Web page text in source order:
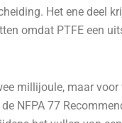
Het ene deel
omdat PTFE een
millijoule, maar
NFPA 77